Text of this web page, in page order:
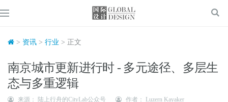
> 资讯 > 行业 > 正文
南京城市更新进行时 - 多元途径、多层生
态与多重逻辑
来源： 陆上行舟的CityLab公众号
作者： Luzern Kayaker